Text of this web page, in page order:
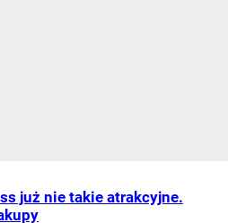
już nie takie atrakcyjne.